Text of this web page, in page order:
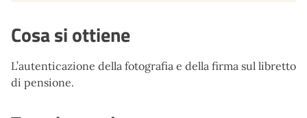
Cosa si ottiene
L’autenticazione della fotografia e della firma sul libretto
di pensione.